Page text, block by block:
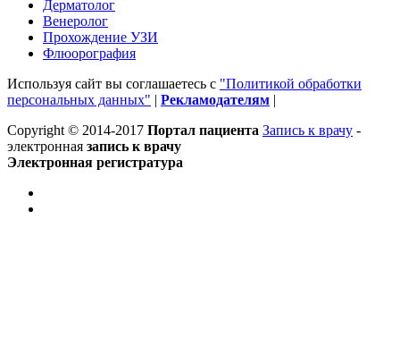
Дерматолог
Венеролог
Прохождение УЗИ
Флюорография
Используя сайт вы соглашаетесь с "Политикой обработки
персональных данных" | Рекламодателям |
Copyright © 2014-2017 Портал пациента Запись к врачу -
электронная запись к врачу
Электронная регистратура